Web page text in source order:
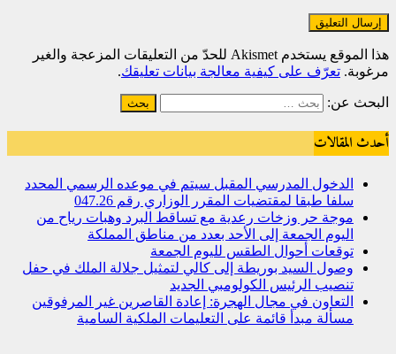
هذا الموقع يستخدم Akismet للحدّ من التعليقات المزعجة والغير
مرغوبة. تعرّف على كيفية معالجة بيانات تعليقك.
البحث عن:
أحدث المقالات
الدخول المدرسي المقبل سیتم في موعده الرسمي المحدد
سلفا طبقا لمقتضیات المقرر الوزاري رقم 047.26
موجة حر وزخات رعدية مع تساقط البرد وهبات رياح من
اليوم الجمعة إلى الأحد بعدد من مناطق المملكة
توقعات أحوال الطقس لليوم الجمعة
وصول السيد بوريطة إلى كالي لتمثيل جلالة الملك في حفل
تنصيب الرئيس الكولومبي الجديد
التعاون في مجال الهجرة: إعادة القاصرين غير المرفوقين
مسألة مبدأ قائمة على التعليمات الملكية السامية